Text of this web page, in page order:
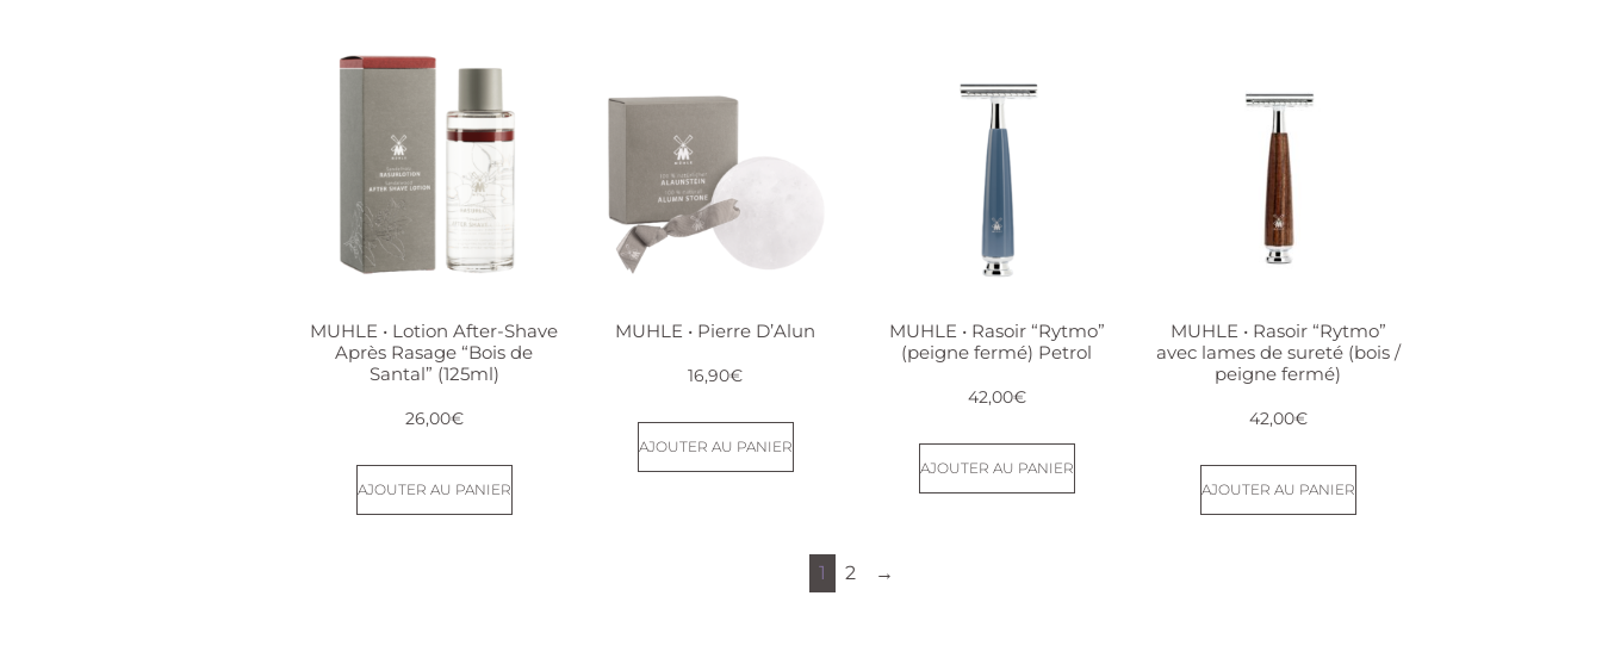
MUHLE • Lotion After-Shave
Après Rasage “Bois de
Santal” (125ml)
26,00€
AJOUTER AU PANIER
MUHLE • Pierre D’Alun
16,90€
AJOUTER AU PANIER
MUHLE • Rasoir “Rytmo”
(peigne fermé) Petrol
42,00€
AJOUTER AU PANIER
MUHLE • Rasoir “Rytmo”
avec lames de sureté (bois /
peigne fermé)
42,00€
AJOUTER AU PANIER
1 2 →